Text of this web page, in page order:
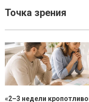
Точка зрения
«2–3 недели